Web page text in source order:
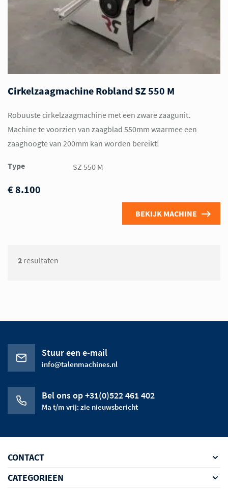
Cirkelzaagmachine Robland SZ 550 M
Robuuste cirkelzaagmachine met een zware zaagunit.
Machine te voorzien van zaagblad 550mm waarmee een
zaaghoogte van 200mm kan worden bereikt!
Type SZ 550 M
€ 8.100
BEKIJK MACHINE
2 resultaten
Stuur een e-mail
info@talenmachines.nl
Bel ons op +31(0)522 461 402
Ma t/m vrij: zie nieuwsbericht
CONTACT
CATEGORIEEN